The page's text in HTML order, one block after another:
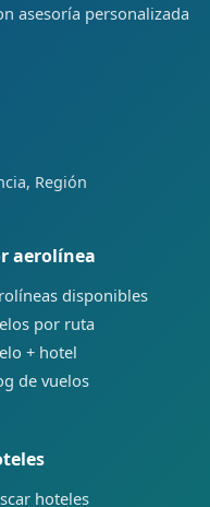
asesoría personalizada
Región
aerolínea
disponibles
por ruta
+ hotel
de vuelos
hoteles